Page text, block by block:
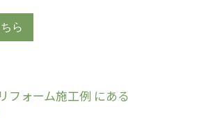
ら
フォーム施工例 にある